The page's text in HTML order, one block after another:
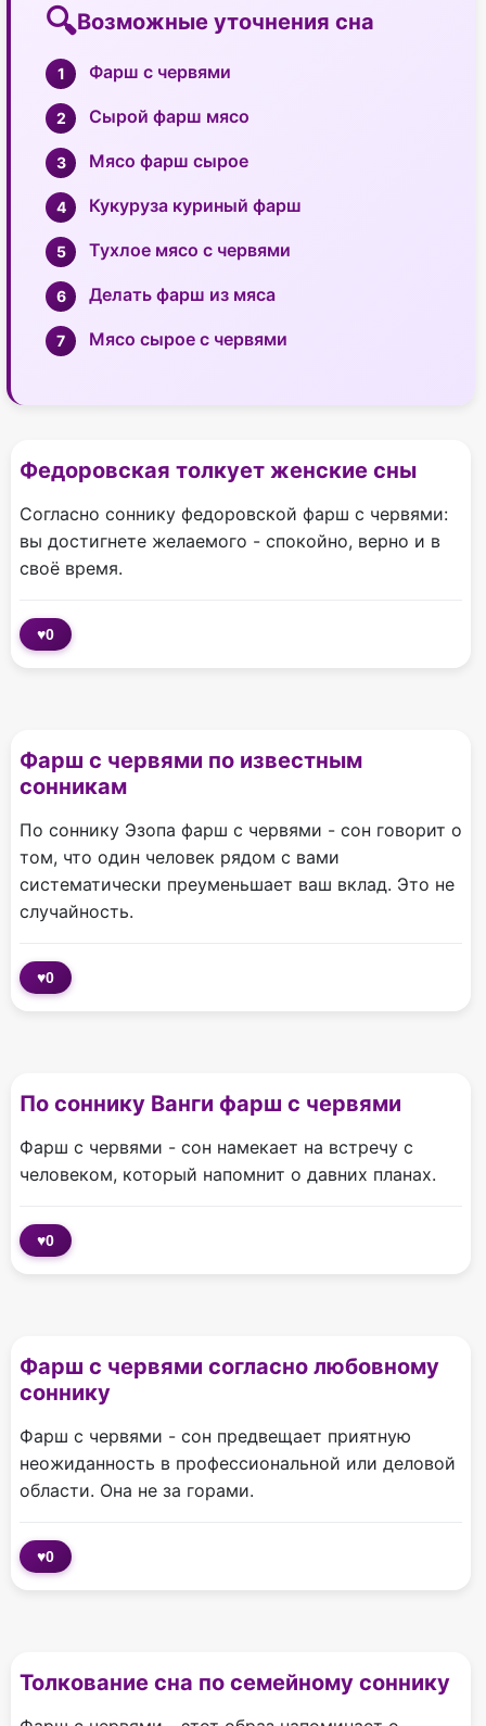
Возможные уточнения сна
Фарш с червями
Сырой фарш мясо
Мясо фарш сырое
Кукуруза куриный фарш
Тухлое мясо с червями
Делать фарш из мяса
Мясо сырое с червями
Федоровская толкует женские сны
Согласно соннику федоровской фарш с червями:
вы достигнете желаемого - спокойно, верно и в
своё время.
♥0
Фарш с червями по известным
сонникам
По соннику Эзопа фарш с червями - сон говорит о
том, что один человек рядом с вами
систематически преуменьшает ваш вклад. Это не
случайность.
♥0
По соннику Ванги фарш с червями
Фарш с червями - сон намекает на встречу с
человеком, который напомнит о давних планах.
♥0
Фарш с червями согласно любовному
соннику
Фарш с червями - сон предвещает приятную
неожиданность в профессиональной или деловой
области. Она не за горами.
♥0
Толкование сна по cемейному соннику